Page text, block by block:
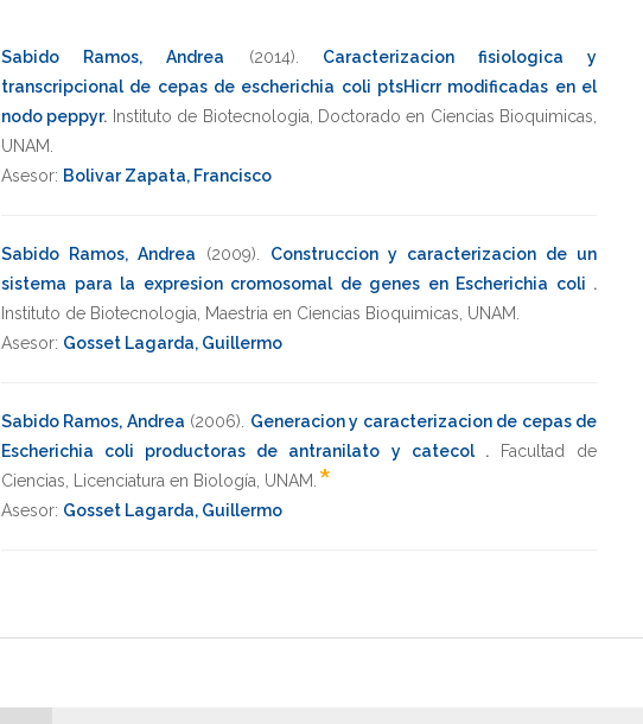
Sabido Ramos, Andrea (2014)
Caracterizacion fisiologica y
transcripcional de cepas de escherichia coli ptsHicrr modificadas en el
nodo peppyr. Instituto de Biotecnologia Doctorado en Ciencias Bioquimicas
UNAM
Asesor: Bolivar Zapata, Francisco
Sabido Ramos, Andrea (2009)
Construccion y caracterizacion de un
sistema para la expresion cromosomal de genes en Escherichia coli .
Instituto de Biotecnologia
Maestria en Ciencias Bioquimicas UNAM
Asesor: Gosset Lagarda, Guillermo
Sabido Ramos, Andrea (2006)
Generacion y caracterizacion de cepas de
Escherichia coli productoras de antranilato y catecol .
Facultad de
Ciencias
Licenciatura en Biología UNAM *
Asesor: Gosset Lagarda, Guillermo